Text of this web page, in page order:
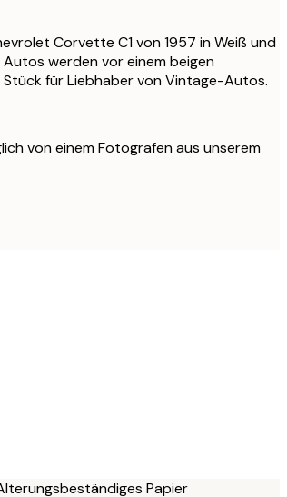
Corvette C1 von 1957 in Weiß und
werden vor einem beigen
für Liebhaber von Vintage-Autos.
von einem Fotografen aus unserem
Papier